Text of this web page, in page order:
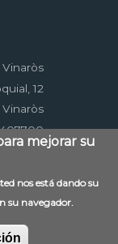
12
web
RSS
mejorar su
nos está dando su
su navegador.